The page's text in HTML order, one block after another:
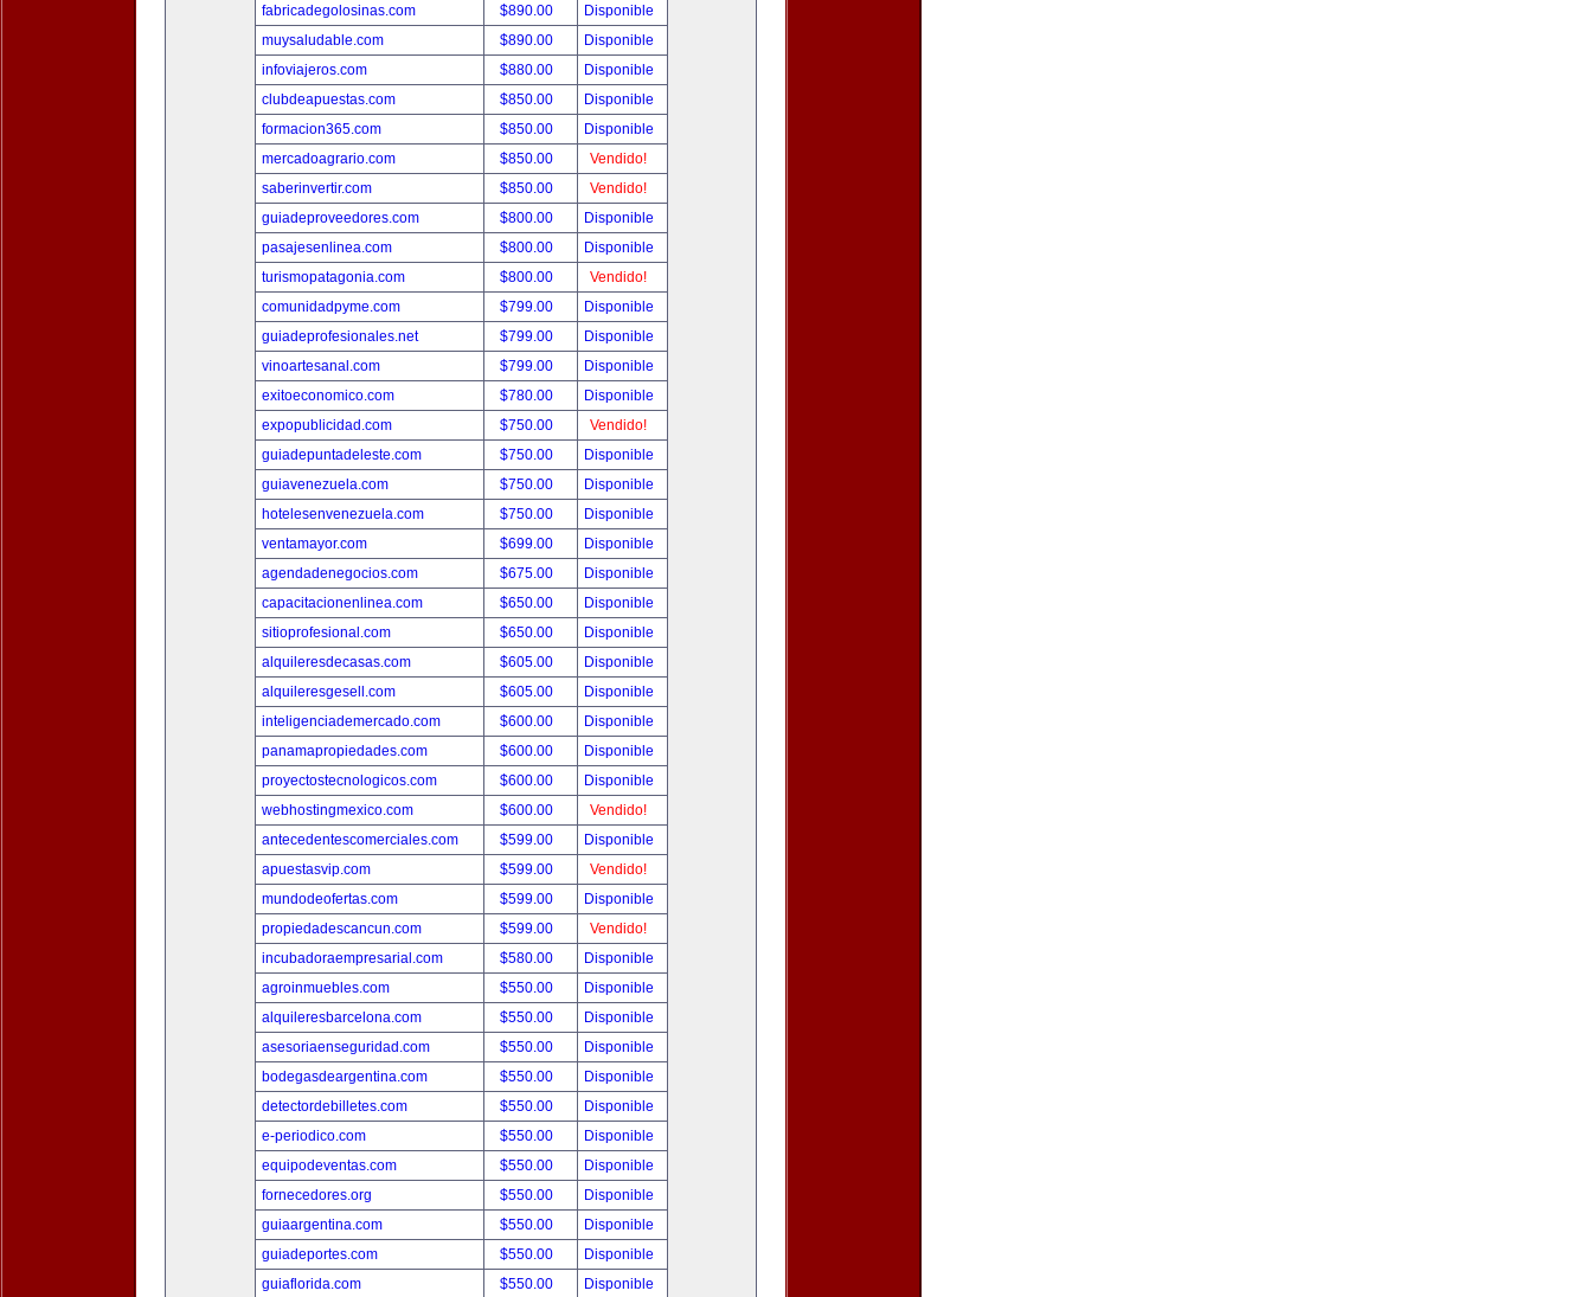
fabricadegolosinas.com
$890.00
Disponible
muysaludable.com
$890.00
Disponible
infoviajeros.com
$880.00
Disponible
clubdeapuestas.com
$850.00
Disponible
formacion365.com
$850.00
Disponible
mercadoagrario.com
$850.00
Vendido!
saberinvertir.com
$850.00
Vendido!
guiadeproveedores.com
$800.00
Disponible
pasajesenlinea.com
$800.00
Disponible
turismopatagonia.com
$800.00
Vendido!
comunidadpyme.com
$799.00
Disponible
guiadeprofesionales.net
$799.00
Disponible
vinoartesanal.com
$799.00
Disponible
exitoeconomico.com
$780.00
Disponible
expopublicidad.com
$750.00
Vendido!
guiadepuntadeleste.com
$750.00
Disponible
guiavenezuela.com
$750.00
Disponible
hotelesenvenezuela.com
$750.00
Disponible
ventamayor.com
$699.00
Disponible
agendadenegocios.com
$675.00
Disponible
capacitacionenlinea.com
$650.00
Disponible
sitioprofesional.com
$650.00
Disponible
alquileresdecasas.com
$605.00
Disponible
alquileresgesell.com
$605.00
Disponible
inteligenciademercado.com
$600.00
Disponible
panamapropiedades.com
$600.00
Disponible
proyectostecnologicos.com
$600.00
Disponible
webhostingmexico.com
$600.00
Vendido!
antecedentescomerciales.com
$599.00
Disponible
apuestasvip.com
$599.00
Vendido!
mundodeofertas.com
$599.00
Disponible
propiedadescancun.com
$599.00
Vendido!
incubadoraempresarial.com
$580.00
Disponible
agroinmuebles.com
$550.00
Disponible
alquileresbarcelona.com
$550.00
Disponible
asesoriaenseguridad.com
$550.00
Disponible
bodegasdeargentina.com
$550.00
Disponible
detectordebilletes.com
$550.00
Disponible
e-periodico.com
$550.00
Disponible
equipodeventas.com
$550.00
Disponible
fornecedores.org
$550.00
Disponible
guiaargentina.com
$550.00
Disponible
guiadeportes.com
$550.00
Disponible
guiaflorida.com
$550.00 Disponible